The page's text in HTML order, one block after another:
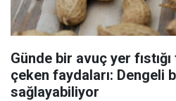
Günde bir avuç yer
çeken faydaları: Dengeli
sağlayabiliyor